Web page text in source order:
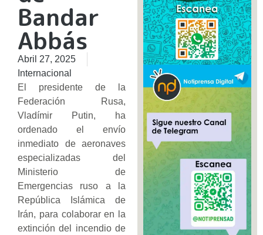
Bandar
Abbás
Abril 27, 2025
Internacional
El presidente de la
Federación Rusa,
Vladímir Putin, ha
ordenado el envío
inmediato de aeronaves
especializadas del
Ministerio de
Emergencias ruso a la
República Islámica de
Irán, para colaborar en la
extinción del incendio de